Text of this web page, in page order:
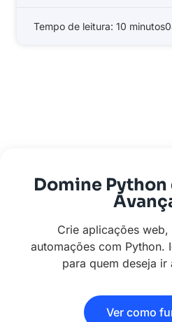
Tempo de leitura: 10 minutos
Domine Python
Crie aplicações
automações com Python.
para quem deseja
Ver como